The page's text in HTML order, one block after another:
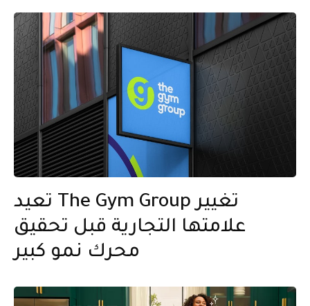
تعيد The Gym Group تغيير
علامتها التجارية قبل تحقيق
محرك نمو كبير